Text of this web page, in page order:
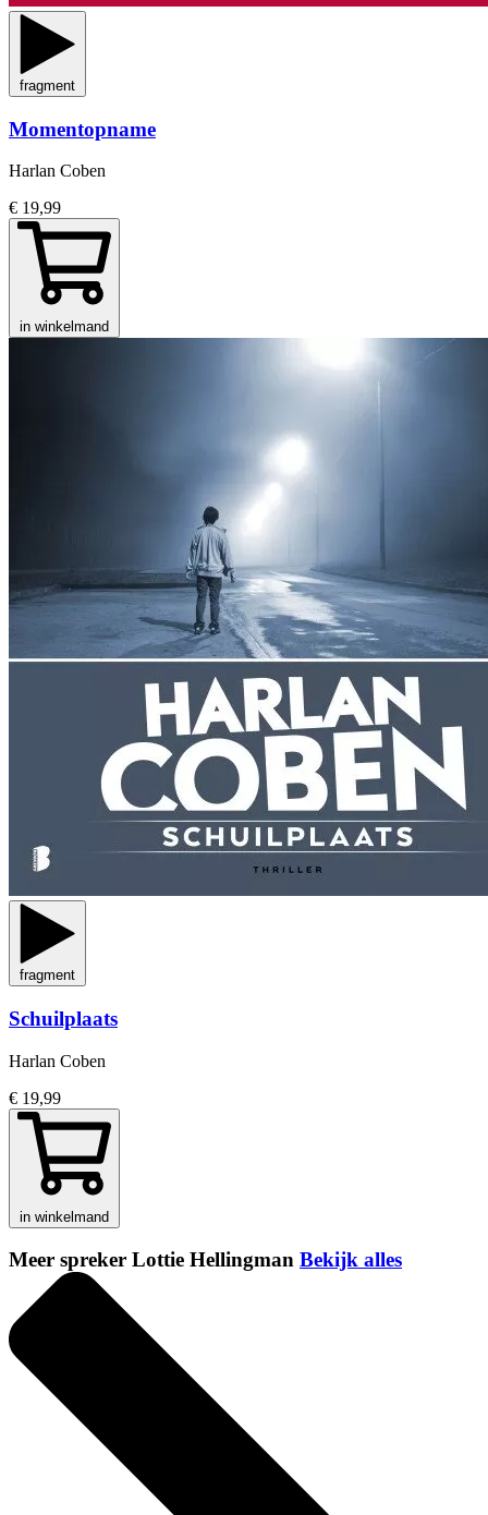
fragment
Momentopname
Harlan Coben
€ 19,99
in winkelmand
fragment
Schuilplaats
Harlan Coben
€ 19,99
in winkelmand
Meer spreker Lottie Hellingman Bekijk alles